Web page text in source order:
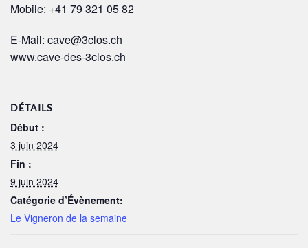
Mobile: +41 79 321 05 82
E-Mail: cave@3clos.ch
www.cave-des-3clos.ch
DÉTAILS
Début :
3 juin 2024
Fin :
9 juin 2024
Catégorie d’Évènement:
Le Vigneron de la semaine